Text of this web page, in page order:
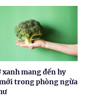
xanh mang đến hy
trong phòng ngừa